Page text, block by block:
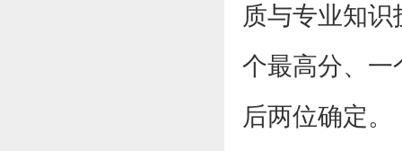
质与专业知
个最高分、一
后两位确定。